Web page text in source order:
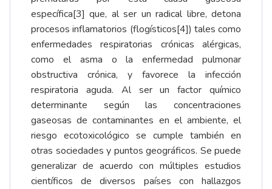
específica[3] que, al ser un radical libre, detona
procesos inflamatorios (flogísticos[4]) tales como
enfermedades respiratorias crónicas alérgicas,
como el asma o la enfermedad pulmonar
obstructiva crónica, y favorece la infección
respiratoria aguda. Al ser un factor químico
determinante según las concentraciones
gaseosas de contaminantes en el ambiente, el
riesgo ecotoxicológico se cumple también en
otras sociedades y puntos geográficos. Se puede
generalizar de acuerdo con múltiples estudios
científicos de diversos países con hallazgos